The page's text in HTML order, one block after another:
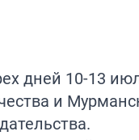
дней 10-13
и